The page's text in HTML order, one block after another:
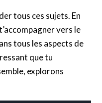
tous ces sujets. En
vers le
tous les aspects de
que tu
explorons